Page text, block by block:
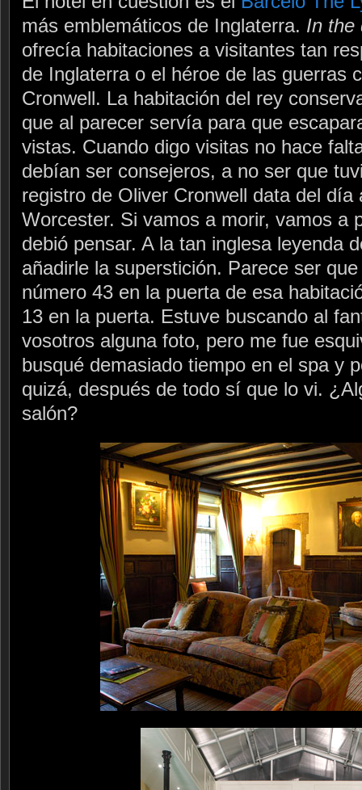
más emblemáticos de Inglaterra. In the
ofrecía habitaciones a visitantes tan
de Inglaterra o el héroe de las guerras
Cronwell. La habitación del rey
que al parecer servía para que
vistas. Cuando digo visitas no hace
debían ser consejeros, a no ser que
registro de Oliver Cronwell data del día
Worcester. Si vamos a morir, vamos a
debió pensar. A la tan inglesa leyenda
añadirle la superstición. Parece ser
número 43 en la puerta de esa
13 en la puerta. Estuve buscando al
vosotros alguna foto, pero me fue
busqué demasiado tiempo en el spa y
quizá, después de todo sí que lo vi.
salón?